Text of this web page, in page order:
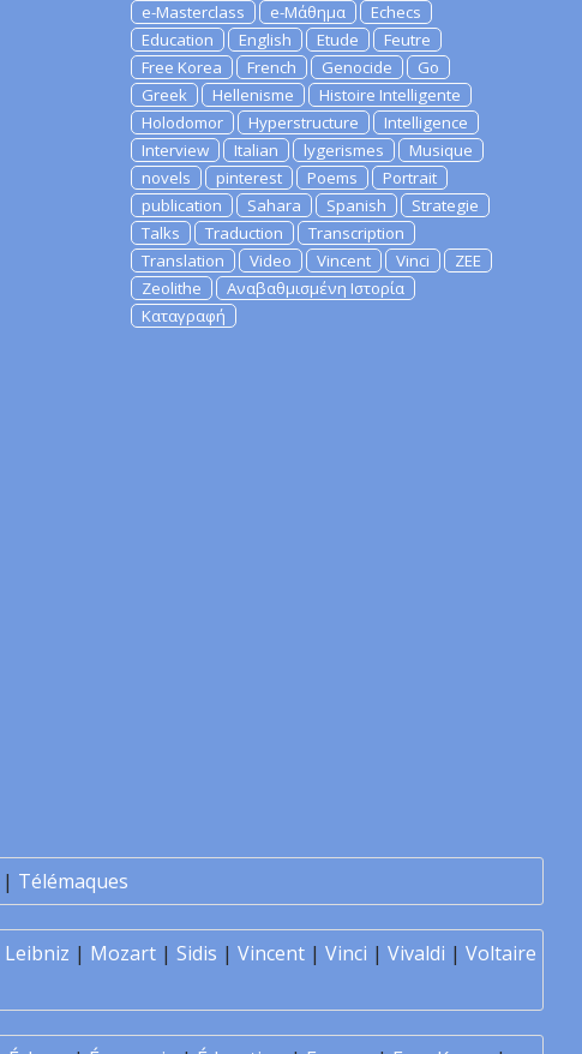
e-Masterclass
e-Μάθημα
Echecs
Education
English Etude
Feutre
Free Korea
French Genocide
Go
Greek
Hellenisme
Histoire Intelligente
Holodomor
Hyperstructure
Intelligence
Interview
Italian lygerismes
Musique
novels
pinterest Poems
Portrait
publication
Sahara Spanish
Strategie
Talks
Traduction
Transcription
Translation
Video Vincent Vinci
ZEE
Zeolithe
Αναβαθμισμένη Ιστορία
Καταγραφή
| Télémaques
Leibniz | Mozart| Sidis | Vincent| Vinci | Vivaldi | Voltaire